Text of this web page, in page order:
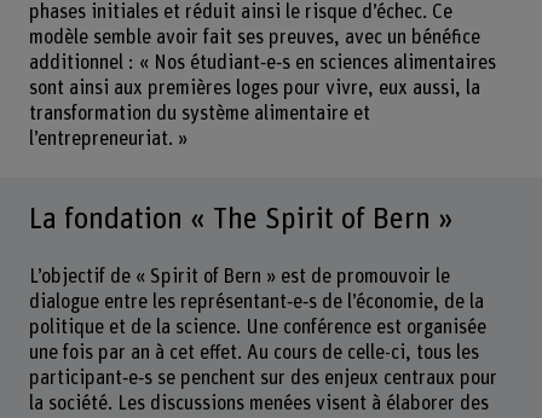
phases initiales et réduit ainsi le risque d’échec. Ce
modèle semble avoir fait ses preuves, avec un bénéfice
additionnel : « Nos étudiant‑e‑s en sciences alimentaires
sont ainsi aux premières loges pour vivre, eux aussi, la
transformation du système alimentaire et
l’entrepreneuriat. »
La fondation « The Spirit of Bern »
L’objectif de « Spirit of Bern » est de promouvoir le
dialogue entre les représentant‑e‑s de l’économie, de la
politique et de la science. Une conférence est organisée
une fois par an à cet effet. Au cours de celle-ci, tous les
participant‑e‑s se penchent sur des enjeux centraux pour
la société. Les discussions menées visent à élaborer des